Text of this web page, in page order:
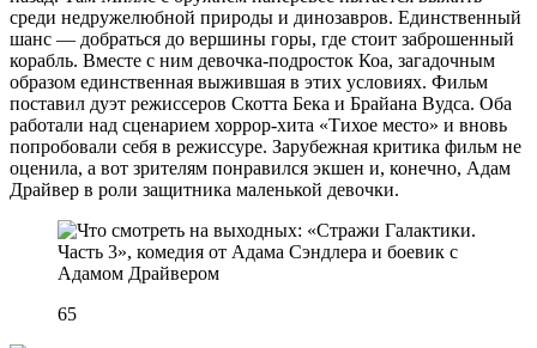
среди недружелюбной природы и динозавров. Единственный
шанс — добраться до вершины горы, где стоит заброшенный
корабль. Вместе с ним девочка-подросток Коа, загадочным
образом единственная выжившая в этих условиях. Фильм
поставил дуэт режиссеров Скотта Бека и Брайана Вудса. Оба
работали над сценарием хоррор-хита «Тихое место» и вновь
попробовали себя в режиссуре. Зарубежная критика фильм не
оценила, а вот зрителям понравился экшен и, конечно, Адам
Драйвер в роли защитника маленькой девочки.
65